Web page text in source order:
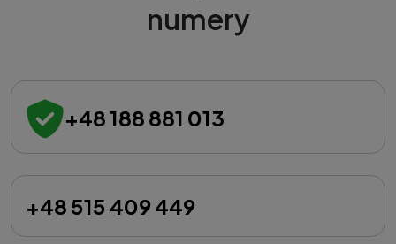
numery
+48 188 881 013
+48 515 409 449